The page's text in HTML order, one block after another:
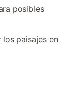
posibles
paisajes en